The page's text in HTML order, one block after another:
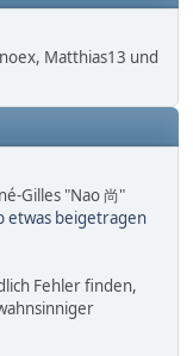
Matthias13 und
Gilles "Nao 尚"
etwas beigetragen
Fehler finden,